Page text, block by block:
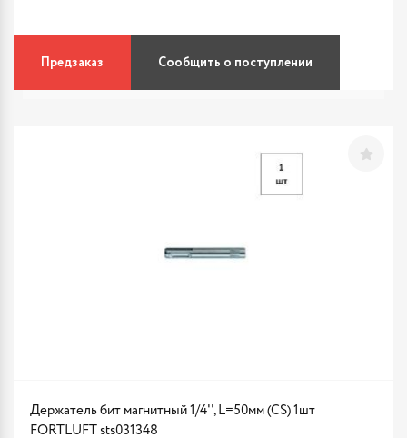
Предзаказ Сообщить о поступлении
Держатель бит магнитный 1/4'', L=50мм (CS) 1шт
FORTLUFT sts031348